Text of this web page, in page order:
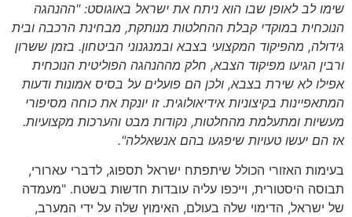
שימו לב לאופן שבו הוא ניתח את ישראל באוגוסט: "ההנהגה
הנוכחית במוקדי קבלת ההחלטות מנותקת, מבחינת הרכבה ובית
גידולה, מהפיקוד המקצועי בצבא ובמנגנוני הביטחון. בזמן ששרון
ורבין הגיעו מפיקוד הצבא, חלק מההנהגה הפוליטית הנוכחית
אפילו לא שירת בצבא, ולכן הם פועלים על בסיס אמונות ודעות
המתאפיינות בקיצוניות אידיאולוגית. זו יונקת את כוחה מסיפורי
מעשיות ומתעלמת מהחלטות, נקודות מבט והערכות מקצועיות.
אז הם יעשו טעויות שיפגעו בהם אנשאללה".
בעימות האזורי הכולל שיתפתח ישראל תספוג, לדברי עארורי,
תבוסה היסטורית, וייכפו עליה עובדות חדשות בשטח. "מעמדה
של ישראל, הדימוי שלה בעולם, האימוץ שלה על ידי המערב,